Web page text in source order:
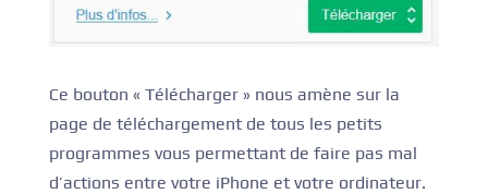
Ce bouton « Télécharger » nous amène sur la
page de téléchargement de tous les petits
programmes vous permettant de faire pas mal
d’actions entre votre iPhone et votre ordinateur.